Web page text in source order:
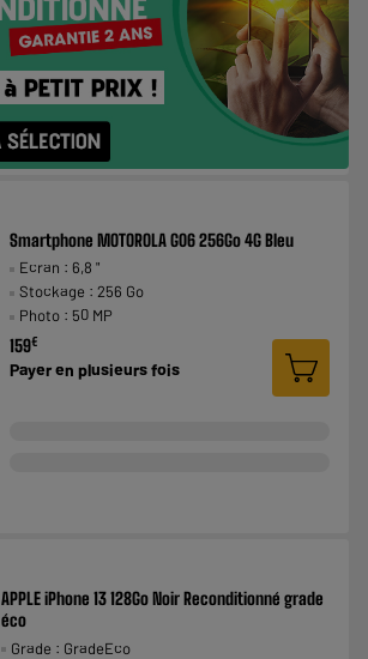
Smartphone MOTOROLA G06 256Go 4G Bleu
Ecran : 6,8 "
Stockage : 256 Go
Photo : 50 MP
159€
Payer en plusieurs fois
APPLE iPhone 13 128Go Noir Reconditionné grade
éco
Grade : GradeEco